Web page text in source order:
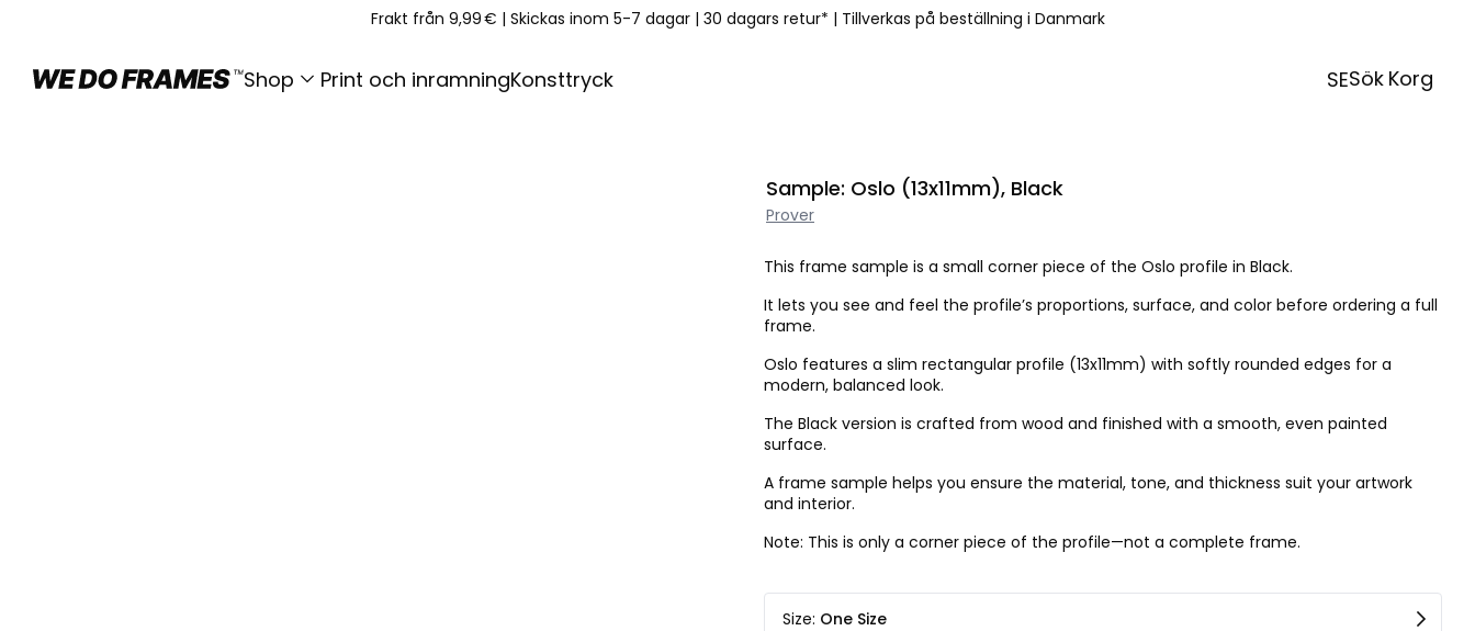
Frakt från 9,99 € | Skickas inom 5-7 dagar | 30 dagars retur* | Tillverkas på beställning i Danmark
Shop Print och inramningKonsttryck SESök Korg
Sample: Oslo (13x11mm), Black
Prover
This frame sample is a small corner piece of the Oslo profile in Black.
It lets you see and feel the profile’s proportions, surface, and color before ordering a full
frame.
Oslo features a slim rectangular profile (13x11mm) with softly rounded edges for a
modern, balanced look.
The Black version is crafted from wood and finished with a smooth, even painted
surface.
A frame sample helps you ensure the material, tone, and thickness suit your artwork
and interior.
Note: This is only a corner piece of the profile—not a complete frame.
Size: One Size